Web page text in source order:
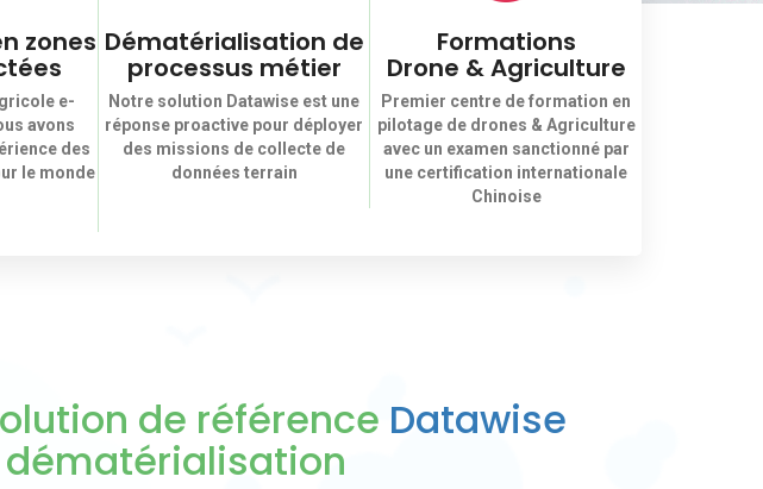
zones
e-
avons
des
le monde
Dématérialisation de
processus métier
Notre solution Datawise est une
réponse proactive pour déployer
des missions de collecte de
données terrain
Formations
Drone & Agriculture
Premier centre de formation en
pilotage de drones & Agriculture
avec un examen sanctionné par
une certification internationale
Chinoise
de référence Datawise
dématérialisation